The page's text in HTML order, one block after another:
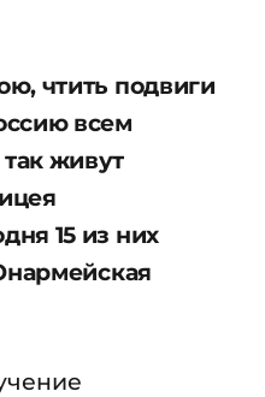
чтить подвиги
всем
живут
15 из них